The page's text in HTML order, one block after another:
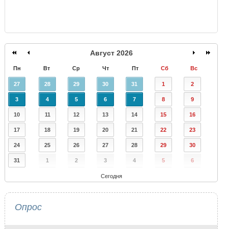
Август 2026
Пн Вт Ср Чт Пт Сб Вс
27 28 29 30 31 1 2
3 4 5 6 7 8 9
10 11 12 13 14 15 16
17 18 19 20 21 22 23
24 25 26 27 28 29 30
31 1 2 3 4 5 6
Сегодня
Опрос